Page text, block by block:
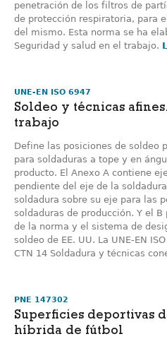
penetración de los filtros de
de protección respiratoria, para
del mismo. Esta norma se ha
Seguridad y salud en el trabajo.
UNE-EN ISO 6947
Soldeo y técnicas
trabajo
Define las posiciones de soldeo
para soldaduras a tope y en
producto. El Anexo A contiene
pendiente del eje de la
soldadura sobre su eje para las
soldaduras de producción. Y el
de la norma y el sistema de
soldeo de EE. UU. La UNE-EN
CTN 14 Soldadura y técnicas
PNE 147302
Superficies deportivas
híbrida de fútbol